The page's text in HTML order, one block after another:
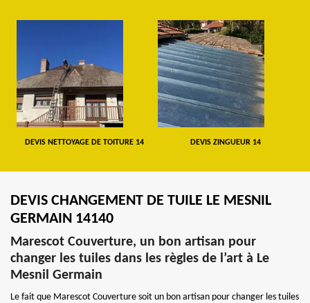
DEVIS NETTOYAGE DE TOITURE 14 DEVIS ZINGUEUR 14
DEVIS CHANGEMENT DE TUILE LE MESNIL
GERMAIN 14140
Marescot Couverture, un bon artisan pour
changer les tuiles dans les règles de l’art à Le
Mesnil Germain
Le fait que Marescot Couverture soit un bon artisan pour changer les tuiles